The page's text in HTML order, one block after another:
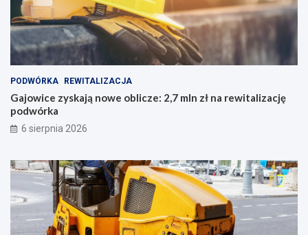
PODWÓRKA REWITALIZACJA
Gajowice zyskają nowe oblicze: 2,7 mln zł na rewitalizację
podwórka
6 sierpnia 2026